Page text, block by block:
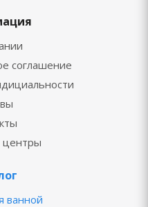
соглашение
центры
ванной